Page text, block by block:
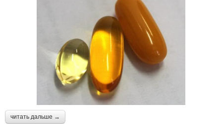
читать дальше →